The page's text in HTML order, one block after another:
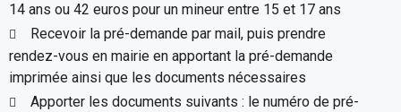
14 ans ou 42 euros pour un mineur entre 15 et 17 ans
Recevoir la pré-demande par mail, puis prendre
rendez-vous en mairie en apportant la pré-demande
imprimée ainsi que les documents nécessaires
Apporter les documents suivants : le numéro de pré-